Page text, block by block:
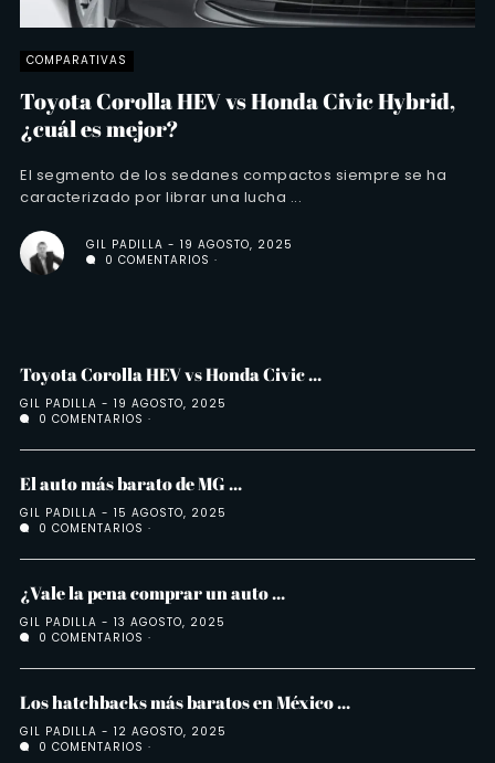
COMPARATIVAS
Toyota Corolla HEV vs Honda Civic Hybrid,
¿cuál es mejor?
El segmento de los sedanes compactos siempre se ha
caracterizado por librar una lucha ...
GIL PADILLA
19 AGOSTO, 2025
0 COMENTARIOS
Toyota Corolla HEV vs Honda Civic ...
GIL PADILLA
19 AGOSTO, 2025
0 COMENTARIOS
El auto más barato de MG ...
GIL PADILLA
15 AGOSTO, 2025
0 COMENTARIOS
¿Vale la pena comprar un auto ...
GIL PADILLA
13 AGOSTO, 2025
0 COMENTARIOS
Los hatchbacks más baratos en México ...
GIL PADILLA
12 AGOSTO, 2025
0 COMENTARIOS